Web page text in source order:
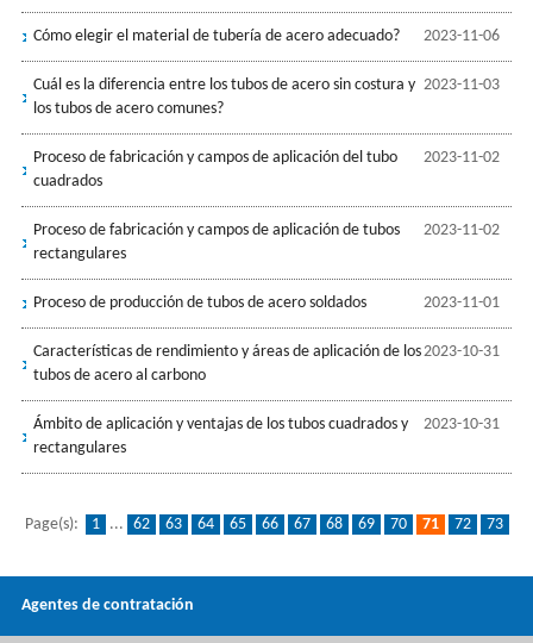
2023-11-06
Cómo elegir el material de tubería de acero adecuado?
2023-11-03
Cuál es la diferencia entre los tubos de acero sin costura y
los tubos de acero comunes?
2023-11-02
Proceso de fabricación y campos de aplicación del tubo
cuadrados
2023-11-02
Proceso de fabricación y campos de aplicación de tubos
rectangulares
2023-11-01
Proceso de producción de tubos de acero soldados
2023-10-31
Características de rendimiento y áreas de aplicación de los
tubos de acero al carbono
2023-10-31
Ámbito de aplicación y ventajas de los tubos cuadrados y
rectangulares
Page(s): 1 ... 62 63 64 65 66 67 68 69 70 71 72
73
Agentes de contratación